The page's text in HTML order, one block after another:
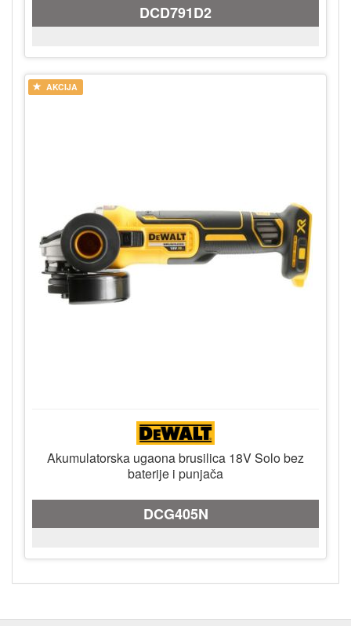
DCD791D2
AKCIJA
Akumulatorska ugaona brusilica 18V Solo bez
baterije i punjača
DCG405N